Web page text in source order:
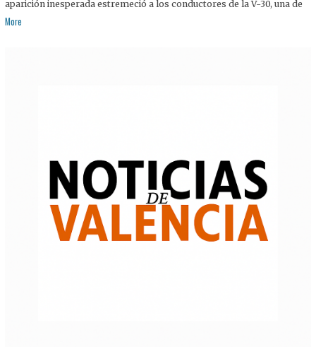
aparición inesperada estremeció a los conductores de la V-30, una de
More